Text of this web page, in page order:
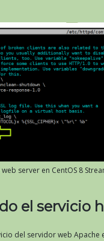
server en CentOS 8
el servicio
del servidor web